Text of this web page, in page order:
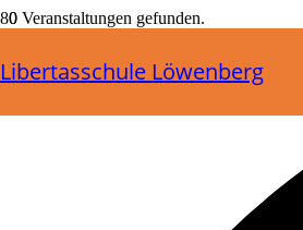
Libertasschule Löwenberg
0 Veranstaltungen gefunden.